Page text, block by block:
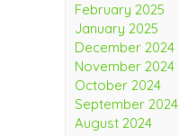
February 2025
January 2025
December 2024
November 2024
October 2024
September 2024
August 2024